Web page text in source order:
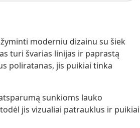
moderniu dizainu su šiek
turi švarias linijas ir paprastą
poliratanas, jis puikiai tinka
sunkioms lauko
jis vizualiai patrauklus ir puikiai